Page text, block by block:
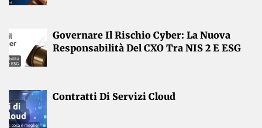
Governare Il Rischio Cyber: La Nuova
Responsabilità Del CXO Tra NIS 2 E ESG
Contratti Di Servizi Cloud